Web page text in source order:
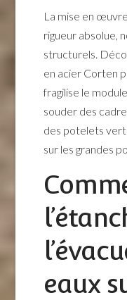
La mise en
rigueur absolue,
structurels.
en acier Corten
fragilise le
souder des
des potelets
sur les grandes
eaux